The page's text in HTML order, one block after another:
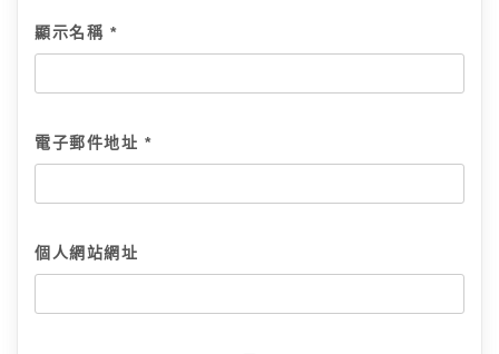
顯示名稱 *
電子郵件地址*
個人網站網址